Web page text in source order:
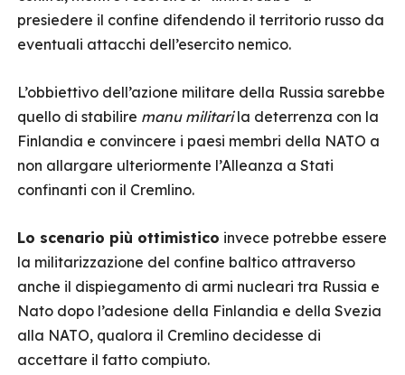
presiedere il confine difendendo il territorio russo da
eventuali attacchi dell’esercito nemico.
L’obbiettivo dell’azione militare della Russia sarebbe
quello di stabilire manu militarila deterrenza con la
Finlandia e convincere i paesi membri della NATO a
non allargare ulteriormente l’Alleanza a Stati
confinanti con il Cremlino.
Lo scenario più ottimistico invece potrebbe essere
la militarizzazione del confine baltico attraverso
anche il dispiegamento di armi nucleari tra Russia e
Nato dopo l’adesione della Finlandia e della Svezia
alla NATO, qualora il Cremlino decidesse di
accettare il fatto compiuto.